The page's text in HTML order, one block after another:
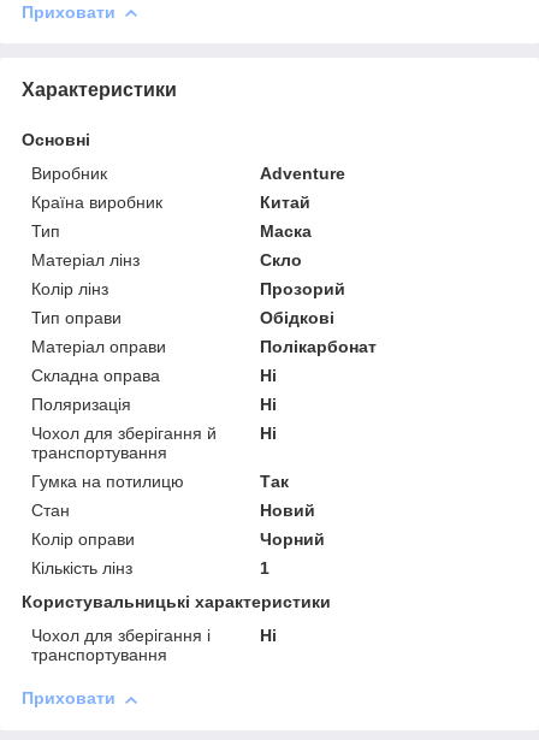
Приховати
Характеристики
Основні
Виробник
Adventure
Країна виробник
Китай
Тип
Маска
Матеріал лінз
Скло
Колір лінз
Прозорий
Тип оправи
Обідкові
Матеріал оправи
Полікарбонат
Складна оправа
Ні
Поляризація
Ні
Чохол для зберігання й
транспортування
Ні
Гумка на потилицю
Так
Стан
Новий
Колір оправи
Чорний
Кількість лінз
1
Користувальницькі характеристики
Чохол для зберігання і
транспортування
Ні
Приховати